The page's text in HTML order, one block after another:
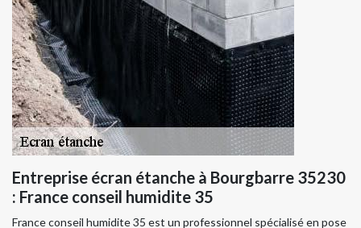
Entreprise écran étanche à Bourgbarre 35230
: France conseil humidite 35
France conseil humidite 35 est un professionnel spécialisé en pose